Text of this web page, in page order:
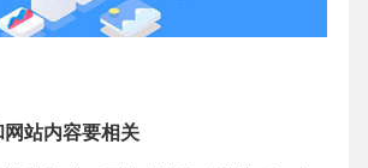
站内容要相关